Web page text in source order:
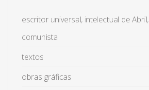
escritor universal, intelectual de
comunista
textos
obras gráficas